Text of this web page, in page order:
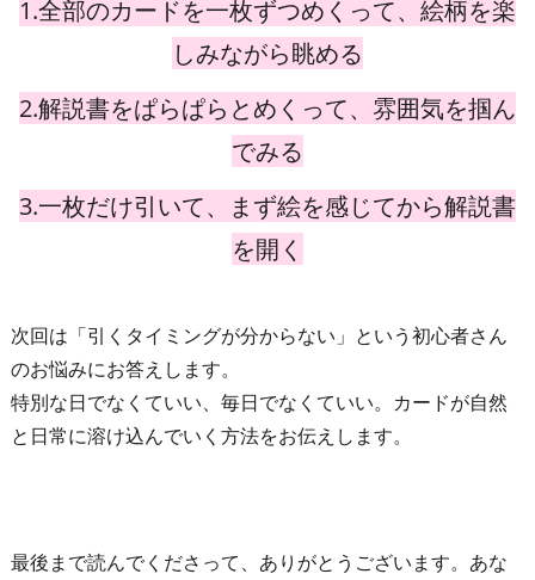
1.全部のカードを一枚ずつめくって、絵柄を楽
しみながら眺める
2.解説書をぱらぱらとめくって、雰囲気を掴ん
でみる
3.一枚だけ引いて、まず絵を感じてから解説書
を開く
次回は「引くタイミングが分からない」という初心者さん
のお悩みにお答えします。
特別な日でなくていい、毎日でなくていい。カードが自然
と日常に溶け込んでいく方法をお伝えします。
最後まで読んでくださって、ありがとうございます。あな